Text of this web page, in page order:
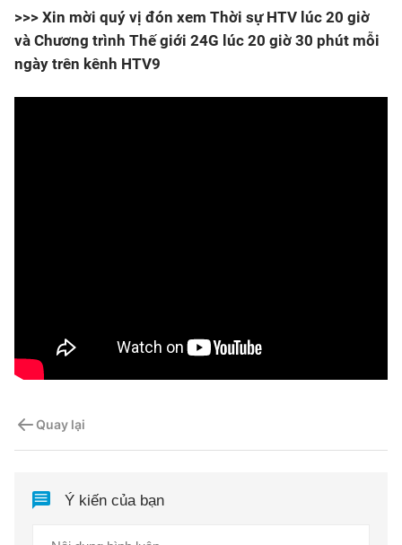
>>> Xin mời quý vị đón xem Thời sự HTV lúc 20 giờ
và Chương trình Thế giới 24G lúc 20 giờ 30 phút mỗi
ngày trên kênh HTV9
Quay lại
Ý kiến của bạn